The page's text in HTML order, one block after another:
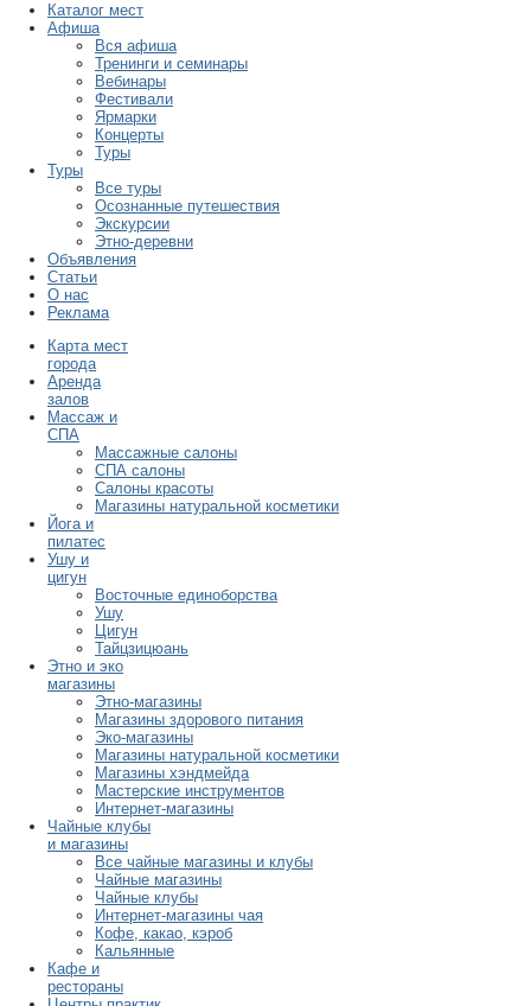
Каталог мест
Афиша
Вся афиша
Тренинги и семинары
Вебинары
Фестивали
Ярмарки
Концерты
Туры
Туры
Все туры
Осознанные путешествия
Экскурсии
Этно-деревни
Объявления
Статьи
О нас
Реклама
Карта мест
города
Аренда
залов
Массаж и
СПА
Массажные салоны
СПА салоны
Салоны красоты
Магазины натуральной косметики
Йога и
пилатес
Ушу и
цигун
Восточные единоборства
Ушу
Цигун
Тайцзицюань
Этно и эко
магазины
Этно-магазины
Магазины здорового питания
Эко-магазины
Магазины натуральной косметики
Магазины хэндмейда
Мастерские инструментов
Интернет-магазины
Чайные клубы
и магазины
Все чайные магазины и клубы
Чайные магазины
Чайные клубы
Интернет-магазины чая
Кофе, какао, кэроб
Кальянные
Кафе и
рестораны